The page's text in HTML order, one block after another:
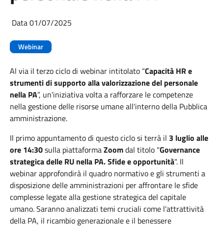
Data 01/07/2025
Webinar
Al via il terzo ciclo di webinar intitolato “Capacità HR e
strumenti di supporto alla valorizzazione del personale
nella PA”, un'iniziativa volta a rafforzare le competenze
nella gestione delle risorse umane all'interno della Pubblica
amministrazione.
Il primo appuntamento di questo ciclo si terrà il 3 luglio alle
ore 14:30sulla piattaformaZoomdal titolo "Governance
strategica delle RU nella PA. Sfide e opportunità". Il
webinar approfondirà il quadro normativo e gli strumenti a
disposizione delle amministrazioni per affrontare le sfide
complesse legate alla gestione strategica del capitale
umano. Saranno analizzati temi cruciali come l'attrattività
della PA, il ricambio generazionale e il benessere